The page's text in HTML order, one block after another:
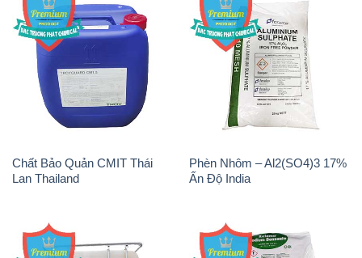
Chất Bảo Quản CMIT Thái
Lan Thailand
Phèn Nhôm – Al2(SO4)3 17%
Ấn Độ India